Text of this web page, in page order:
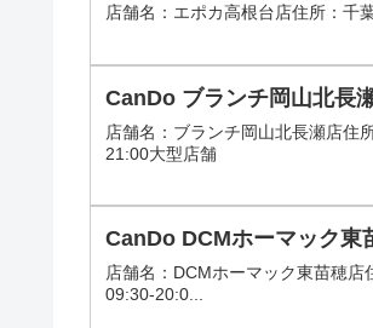
店舗名：エポカ高根台店住所：千
CanDo ブランチ岡山北長
店舗名：ブランチ岡山北長瀬店
21:00大型店舗
CanDo DCMホーマック東
店舗名：DCMホーマック東苗穂
09:30-20:0...